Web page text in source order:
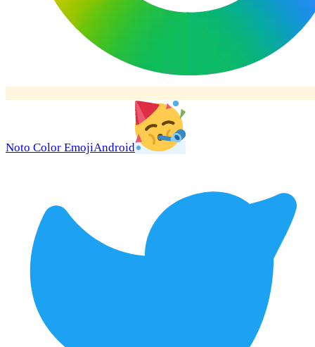
Noto Color EmojiAndroid